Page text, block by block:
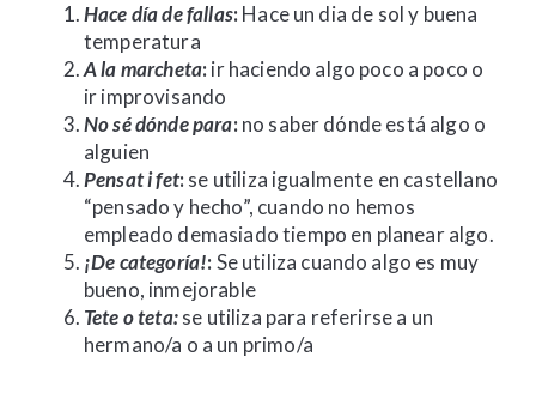
Hace día de fallas:Hace un dia de sol y buena
temperatura
A la marcheta:ir haciendo algo poco a poco o
ir improvisando
No sé dónde para:no saber dónde está algo o
alguien
Pensat i fet:se utiliza igualmente en castellano
“pensado y hecho”, cuando no hemos
empleado demasiado tiempo en planear algo.
¡De categoría!:Se utiliza cuando algo es muy
bueno, inmejorable
Tete o teta:se utiliza para referirse a un
hermano/a o a un primo/a